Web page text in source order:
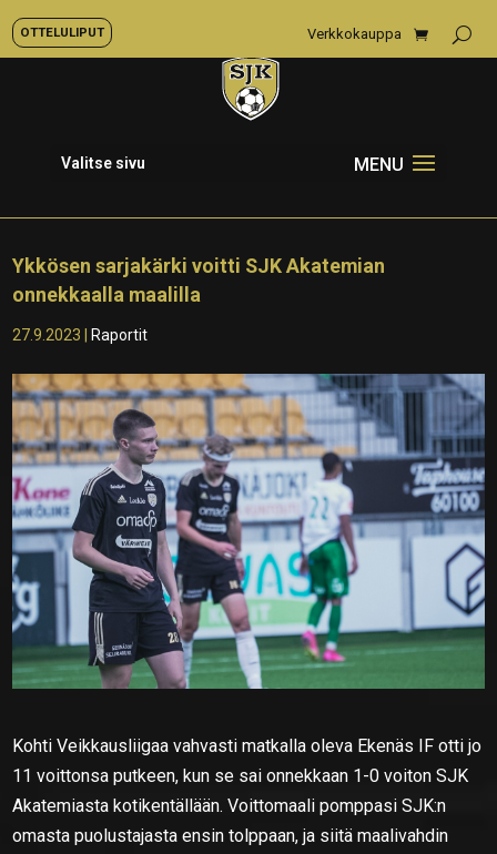
OTTELULIPUT Verkkokauppa
Valitse sivu
Ykkösen sarjakärki voitti SJK Akatemian
onnekkaalla maalilla
27.9.2023 Raportit
Kohti Veikkausliigaa vahvasti matkalla oleva Ekenäs IF otti jo
11 voittonsa putkeen, kun se sai onnekkaan 1-0 voiton SJK
Akatemiasta kotikentällään. Voittomaali pomppasi SJK:n
omasta puolustajasta ensin tolppaan, ja siitä maalivahdin